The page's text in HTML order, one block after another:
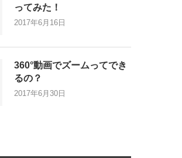
ってみた！
2017年6月16日
360°動画でズームってでき
るの？
2017年6月30日